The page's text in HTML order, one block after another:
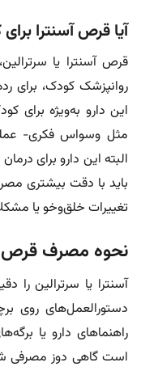
آیا قرص آسنترا
قرص آسنترا یا
روانپزشک کودک، برای
البته این دارو برای
باید با دقت بیشتری
تغییرات خلق‌وخو یا
نحوه مصرف قرص
آسنترا یا سرترالین
دستورالعمل‌های روی
راهنما‌های دارو یا
است گاهی دوز مصرفی